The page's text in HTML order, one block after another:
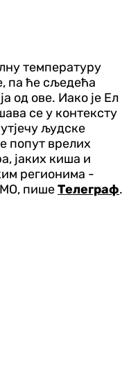
температуру
па ће сљедећа
од ове. Иако је Ел
се у контексту
људске
попут врелих
јаких киша и
регионима -
пишеТелеграф.